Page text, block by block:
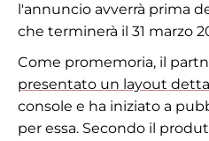
l'annuncio avverrà prima
che terminerà il 31 marzo
Come promemoria, il
presentato un layout
console e ha iniziato a
per essa. Secondo il